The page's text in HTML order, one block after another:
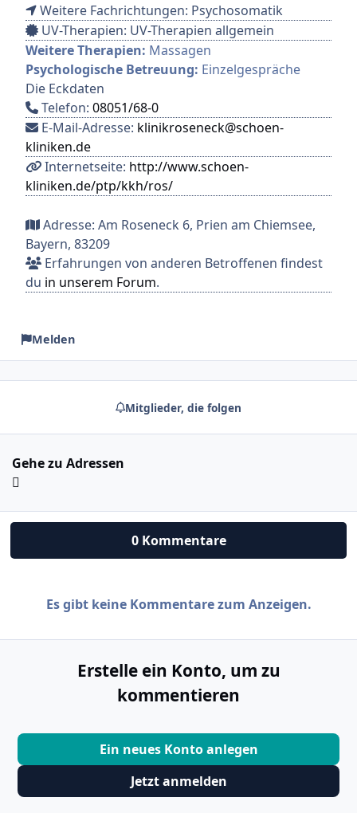
Weitere Fachrichtungen: Psychosomatik
UV-Therapien: UV-Therapien allgemein
Weitere Therapien: Massagen
Psychologische Betreuung: Einzelgespräche
Die Eckdaten
Telefon: 08051/68-0
E-Mail-Adresse: klinikroseneck@schoen-
kliniken.de
Internetseite: http://www.schoen-
kliniken.de/ptp/kkh/ros/
Adresse: Am Roseneck 6, Prien am Chiemsee,
Bayern, 83209
Erfahrungen von anderen Betroffenen findest
du in unserem Forum.
Melden
Mitglieder, die folgen
Gehe zu Adressen
0 Kommentare
Es gibt keine Kommentare zum Anzeigen.
Erstelle ein Konto, um zu
kommentieren
Ein neues Konto anlegen
Jetzt anmelden